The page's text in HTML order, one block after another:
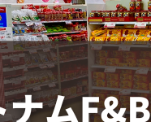
会社設立
外資規制
財務・会計
税制
補助金・助成金